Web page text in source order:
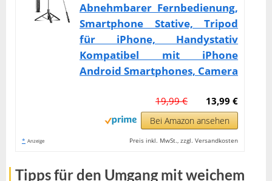
Abnehmbarer Fernbedienung,
Smartphone Stative, Tripod
für iPhone, Handystativ
Kompatibel mit iPhone
Android Smartphones, Camera
13,99 €
19,99 €
Bei Amazon ansehen
* Anzeige Preis inkl. MwSt., zzgl. Versandkosten
Tipps für den Umgang mit weichem